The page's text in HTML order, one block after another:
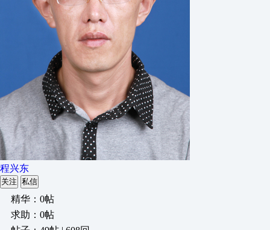
程兴东
关注 私信
精华：0帖
求助：0帖